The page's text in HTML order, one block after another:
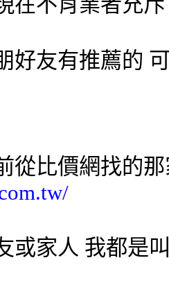
好友有推薦的
從比價網找的
或家人 我都是